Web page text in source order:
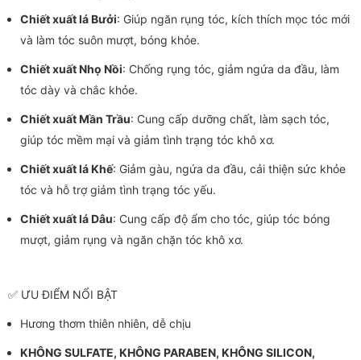
Chiết xuất lá Bưởi: Giúp ngăn rụng tóc, kích thích mọc tóc mới
và làm tóc suôn mượt, bóng khỏe.
Chiết xuất Nhọ Nồi: Chống rụng tóc, giảm ngứa da đầu, làm
tóc dày và chắc khỏe.
Chiết xuất Mần Trầu: Cung cấp dưỡng chất, làm sạch tóc,
giúp tóc mềm mại và giảm tình trạng tóc khô xơ.
Chiết xuất lá Khế: Giảm gàu, ngứa da đầu, cải thiện sức khỏe
tóc và hỗ trợ giảm tình trạng tóc yếu.
Chiết xuất lá Dâu: Cung cấp độ ẩm cho tóc, giúp tóc bóng
mượt, giảm rụng và ngăn chặn tóc khô xơ.
✅ ƯU ĐIỂM NỔI BẬT
Hương thơm thiên nhiên, dễ chịu
KHÔNG SULFATE, KHÔNG PARABEN, KHÔNG SILICON,